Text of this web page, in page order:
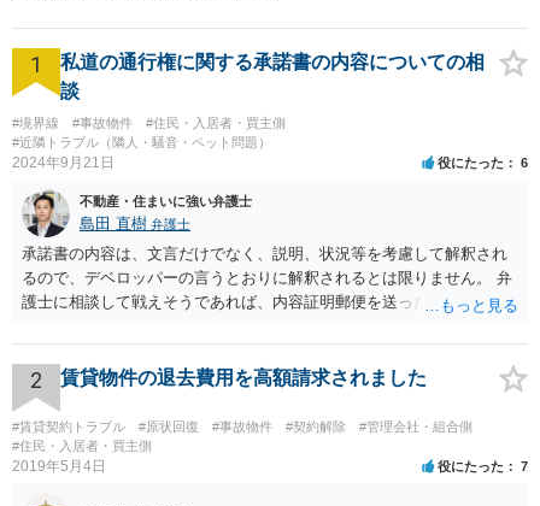
の住宅を購入することはなかったというような極めて重要な機械設備
であるということなのであれば、修理代等を請求することができる余
1
私道の通行権に関する承諾書の内容についての相
談
#境界線 #事故物件
#住民・入居者・買主側
#近隣トラブル（隣人・騒音・ペット問題）
2024年9月21日 役にたった 6
不動産・住まいに強い弁護士
島田 直樹 弁護士
承諾書の内容は、文言だけでなく、説明、状況等を考慮して解釈され
るので、デベロッパーの言うとおりに解釈されるとは限りません。 弁
護士に相談して戦えそうであれば、内容証明郵便を送ったうえで、デ
2 賃貸物件の退去費用を高額請求されました
#賃貸契約トラブル #原状回復 #事故物件 #契約解除
#管理会社・組合側
#住民・入居者・買主側
2019年5月4日 役にたった 7